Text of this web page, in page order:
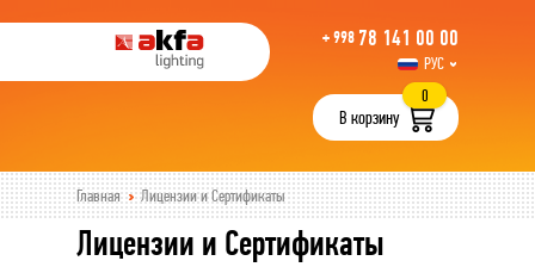
+ 998 78 141 00 00
РУС
UZB
В корзину
0
Главная Лицензии и Сертификаты
Лицензии и Сертификаты